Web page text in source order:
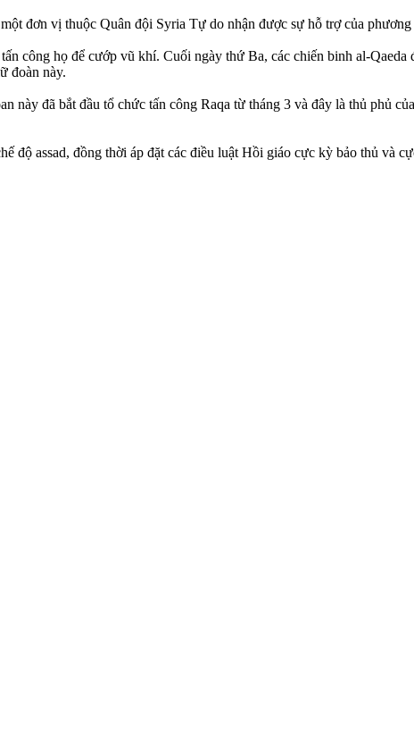
đơn vị thuộc Quân đội Syria Tự do nhận được sự hỗ trợ của
công họ để cướp vũ khí. Cuối ngày thứ Ba, các chiến binh al-
đoàn này.
này đã bắt đầu tổ chức tấn công Raqa từ tháng 3 và đây là thủ phủ
độ as‌sad, đồng thời áp đặt các điều luật Hồi giáo cực kỳ bảo thủ và